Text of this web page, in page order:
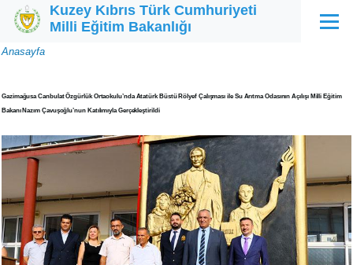
Ana içeriğe atla
Kuzey Kıbrıs Türk Cumhuriyeti
Milli Eğitim Bakanlığı
Menü
Sayfa
Anasayfa
Gazimağusa Canbulat Özgürlük Ortaokulu’nda Atatürk Büstü Rölyef Çalışması ile Su Arıtma Odasının Açılışı Milli Eğitim
Bakanı Nazım Çavuşoğlu’nun Katılımıyla Gerçekleştirildi